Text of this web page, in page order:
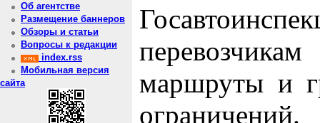
Об агентстве
Размещение баннеров
Обзоры и статьи
Вопросы к редакции
index.rss
Мобильная версия
сайта
маршруты и